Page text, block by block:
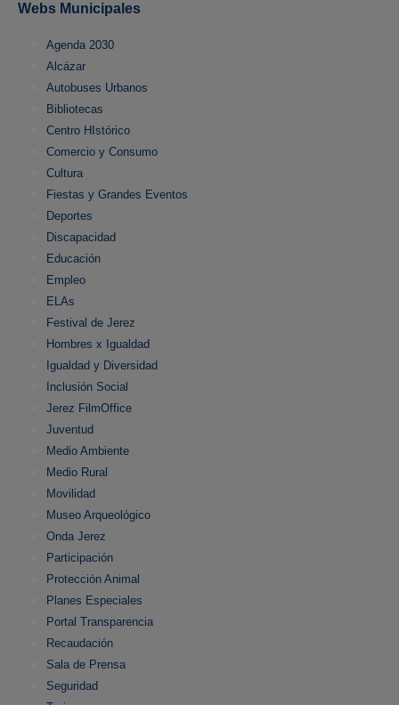
Webs Municipales
Agenda 2030
Alcázar
Autobuses Urbanos
Bibliotecas
Centro HIstórico
Comercio y Consumo
Cultura
Fiestas y Grandes Eventos
Deportes
Discapacidad
Educación
Empleo
ELAs
Festival de Jerez
Hombres x Igualdad
Igualdad y Diversidad
Inclusión Social
Jerez FilmOffice
Juventud
Medio Ambiente
Medio Rural
Movilidad
Museo Arqueológico
Onda Jerez
Participación
Protección Animal
Planes Especiales
Portal Transparencia
Recaudación
Sala de Prensa
Seguridad